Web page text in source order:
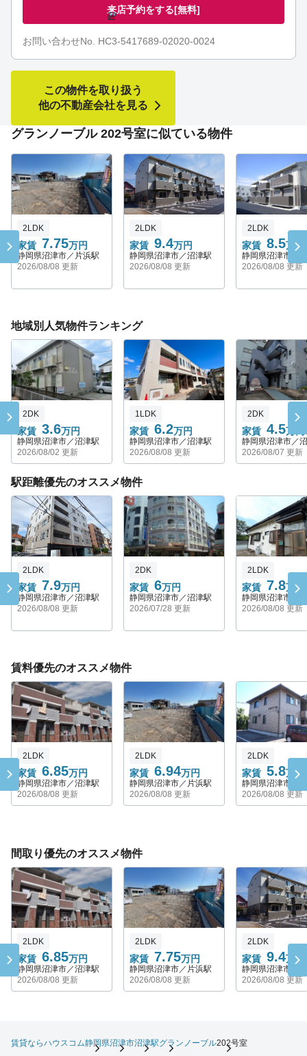
来店予約をする[無料]
お問い合わせNo. HC3-5417689-02020-0024
この物件を取り扱う
他の不動産会社を見る
グランノーブル 202号室に似ている物件
家賃 7.75万円
2LDK
静岡県沼津市／片浜駅
2026/08/08 更新
家賃 9.4万円
2LDK
静岡県沼津市／沼津駅
2026/08/08 更新
家賃 8.5万円
2LDK
静岡県沼津市／
2026/08/08 更新
地域別人気物件ランキング
家賃 3.6万円
2DK
静岡県沼津市／沼津駅
2026/08/02 更新
家賃 6.2万円
1LDK
静岡県沼津市／沼津駅
2026/08/08 更新
家賃 4.5万円
2DK
静岡県沼津市／
2026/08/07 更新
駅距離優先のオススメ物件
家賃 7.9万円
2LDK
静岡県沼津市／沼津駅
2026/08/08 更新
家賃 6万円
2DK
静岡県沼津市／沼津駅
2026/07/28 更新
家賃 7.8万円
2LDK
静岡県沼津市／
2026/08/08 更新
賃料優先のオススメ物件
家賃 6.85万円
2LDK
静岡県沼津市／沼津駅
2026/08/08 更新
家賃 6.94万円
2LDK
静岡県沼津市／片浜駅
2026/08/08 更新
家賃 5.8万円
2LDK
静岡県沼津市／
2026/08/08 更新
間取り優先のオススメ物件
家賃 6.85万円
2LDK
静岡県沼津市／沼津駅
2026/08/08 更新
家賃 7.75万円
2LDK
静岡県沼津市／片浜駅
2026/08/08 更新
家賃 9.4万円
2LDK
静岡県沼津市／
2026/08/08 更新
賃貸ならハウスコム静岡県沼津市沼津駅グランノーブル202号室